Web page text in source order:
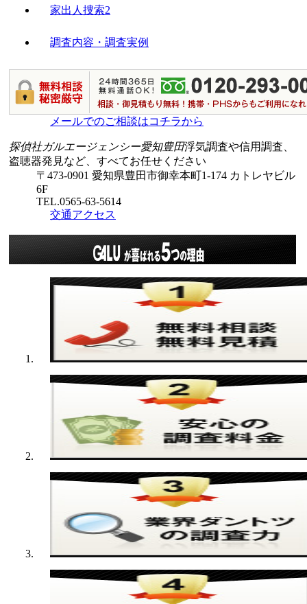
家出人捜索2
調査内容・調査実例
メールでのご相談はコチラから
探偵社ガルエージェンシー愛知豊田浮気調査や信用調査、
盗聴器発見など、すべてお任せください
〒473-0901 愛知県豊田市御幸本町1-174 カトレヤビル
6F
TEL.0565-63-5614
交通アクセス